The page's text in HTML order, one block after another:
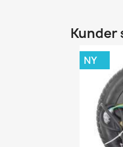
Kunder
NY